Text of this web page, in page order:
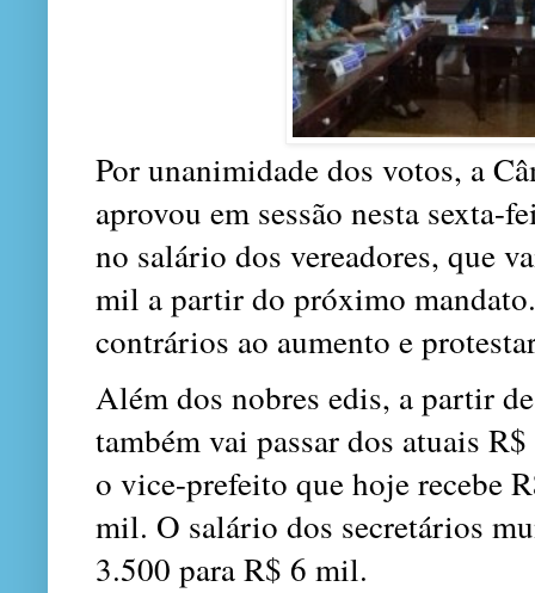
Por unanimidade dos votos, a
aprovou em sessão nesta sexta-
no salário dos vereadores, que
mil a partir do próximo
contrários ao aumento e
Além dos nobres edis, a partir
também vai passar dos atuais
o vice-prefeito que hoje recebe
mil. O salário dos secretários
3.500 para R$ 6 mil.